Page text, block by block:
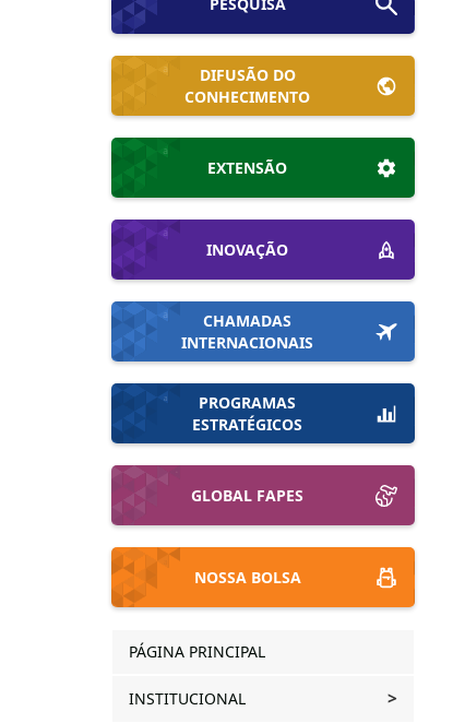
DIFUSÃO DO
CONHECIMENTO
EXTENSÃO
INOVAÇÃO
CHAMADAS
INTERNACIONAIS
PROGRAMAS
ESTRATÉGICOS
GLOBAL FAPES
NOSSA BOLSA
PÁGINA PRINCIPAL
INSTITUCIONAL